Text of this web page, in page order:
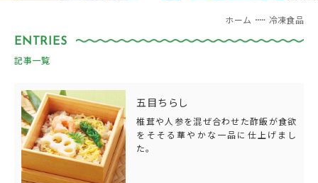
ホーム 冷凍食品
記事一覧
五目ちらし
椎茸や人参を混ぜ合わせた酢飯が食欲
をそそる華やかな一品に仕上げまし
た。